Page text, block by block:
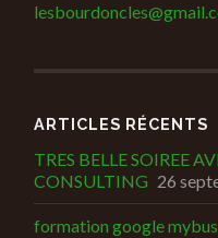
ARTICLES RÉCENTS
TRES BELLE SOIREE
CONSULTING 26
formation google